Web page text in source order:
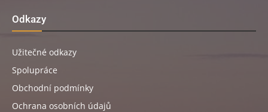
Odkazy
Užitečné odkazy
Spolupráce
Obchodní podmínky
Ochrana osobních údajů